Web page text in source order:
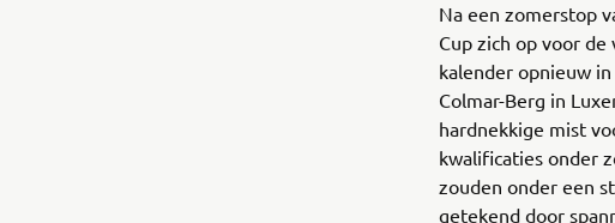
Na een zomerstop
Cup zich op voor
kalender opnieuw
Colmar-Berg in
hardnekkige mist
kwalificaties onder
zouden onder een
getekend door